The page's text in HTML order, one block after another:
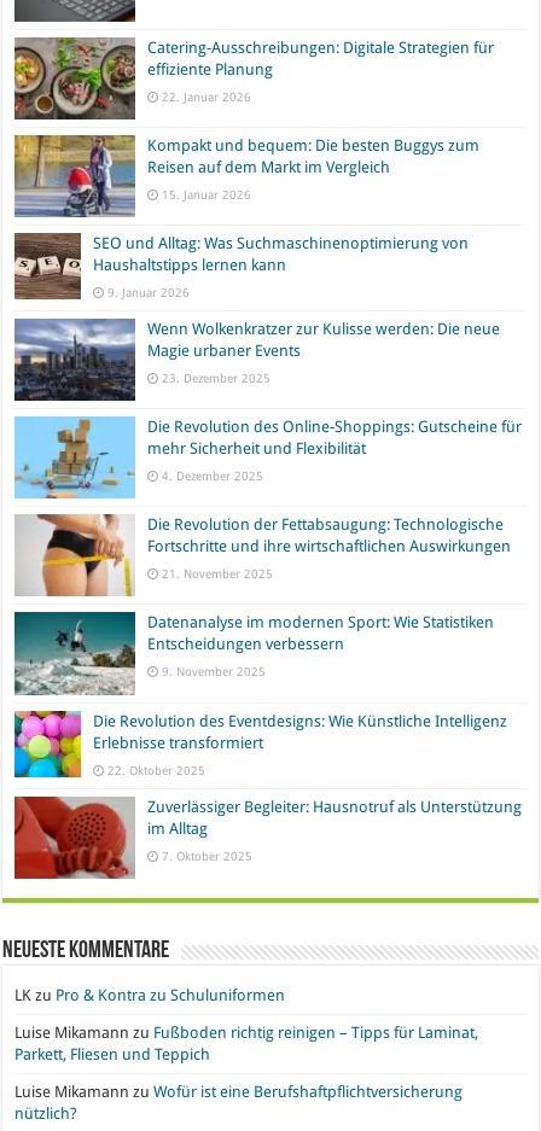
Catering-Ausschreibungen: Digitale Strategien für
effiziente Planung
22. Januar 2026
Kompakt und bequem: Die besten Buggys zum
Reisen auf dem Markt im Vergleich
15. Januar 2026
SEO und Alltag: Was Suchmaschinenoptimierung von
Haushaltstipps lernen kann
9. Januar 2026
Wenn Wolkenkratzer zur Kulisse werden: Die neue
Magie urbaner Events
23. Dezember 2025
Die Revolution des Online-Shoppings: Gutscheine für
mehr Sicherheit und Flexibilität
4. Dezember 2025
Die Revolution der Fettabsaugung: Technologische
Fortschritte und ihre wirtschaftlichen Auswirkungen
21. November 2025
Datenanalyse im modernen Sport: Wie Statistiken
Entscheidungen verbessern
9. November 2025
Die Revolution des Eventdesigns: Wie Künstliche Intelligenz
Erlebnisse transformiert
22. Oktober 2025
Zuverlässiger Begleiter: Hausnotruf als Unterstützung
im Alltag
7. Oktober 2025
Neueste Kommentare
LK zu Pro & Kontra zu Schuluniformen
Luise Mikamann zu Fußboden richtig reinigen – Tipps für Laminat,
Parkett, Fliesen und Teppich
Luise Mikamann zuWofür ist eine Berufshaftpflichtversicherung
nützlich?